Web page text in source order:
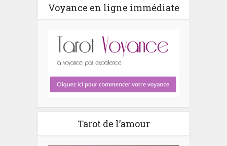
Voyance en ligne immédiate
Tarot de l’amour